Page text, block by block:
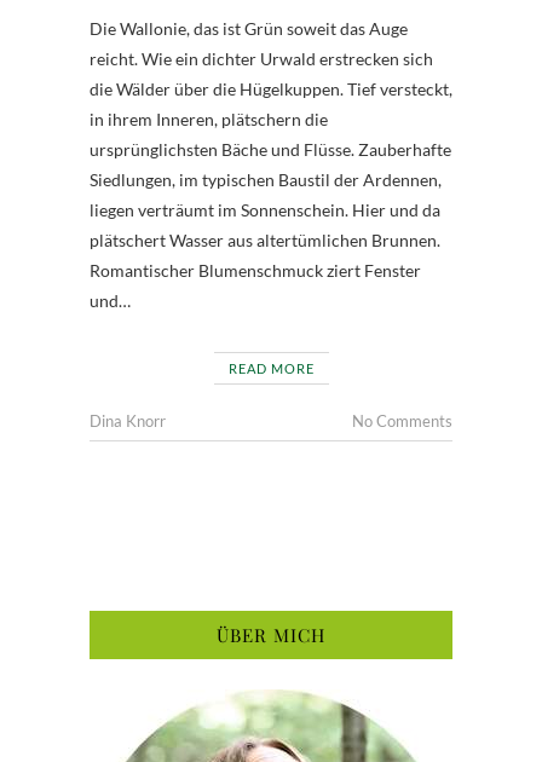
Die Wallonie, das ist Grün soweit das Auge
reicht. Wie ein dichter Urwald erstrecken sich
die Wälder über die Hügelkuppen. Tief versteckt,
in ihrem Inneren, plätschern die
ursprünglichsten Bäche und Flüsse. Zauberhafte
Siedlungen, im typischen Baustil der Ardennen,
liegen verträumt im Sonnenschein. Hier und da
plätschert Wasser aus altertümlichen Brunnen.
Romantischer Blumenschmuck ziert Fenster
und…
READ MORE
Dina Knorr No Comments
ÜBER MICH